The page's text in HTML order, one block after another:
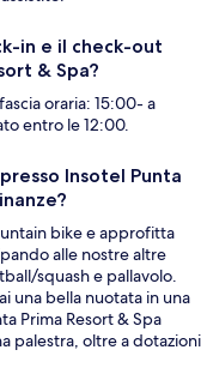
in e il check-out
& Spa?
oraria: 15:00- a
entro le 12:00.
Insotel Punta
bike e approfitta
alle nostre altre
squash e pallavolo.
una bella nuotata in una
Prima Resort & Spa
palestra, oltre a dotazioni